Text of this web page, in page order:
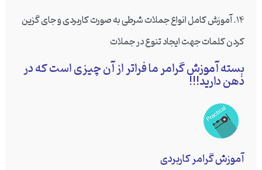
14. آموزش کامل انواع جملات شرطی به صورت کاربردی و جای گزین
کردن کلمات جهت ایجاد تنوع در جملات
بسته آموزش گرامر ما فراتر از آن چیزی است که در
ذهن دارید!!!
آموزش گرامر کاربردی